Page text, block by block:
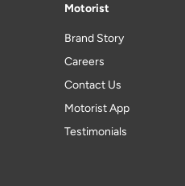
Motorist
Brand Story
Careers
Contact Us
Motorist App
Testimonials